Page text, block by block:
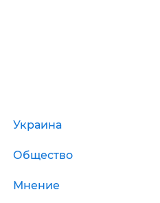
Украина
Общество
Мнение